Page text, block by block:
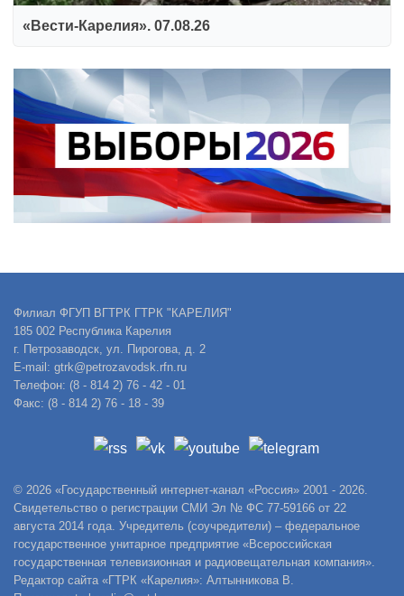
«Вести-Карелия». 07.08.26
Филиал ФГУП ВГТРК ГТРК "КАРЕЛИЯ"
185 002 Республика Карелия
г. Петрозаводск, ул. Пирогова, д. 2
E-mail: gtrk@petrozavodsk.rfn.ru
Телефон: (8 - 814 2) 76 - 42 - 01
Факс: (8 - 814 2) 76 - 18 - 39
© 2026 «Государственный интернет-канал «Россия» 2001 - 2026.
Свидетельство о регистрации СМИ Эл № ФС 77-59166 от 22
августа 2014 года. Учредитель (соучредители) – федеральное
государственное унитарное предприятие «Всероссийская
государственная телевизионная и радиовещательная компания».
Редактор сайта «ГТРК «Карелия»: Алтынникова В.